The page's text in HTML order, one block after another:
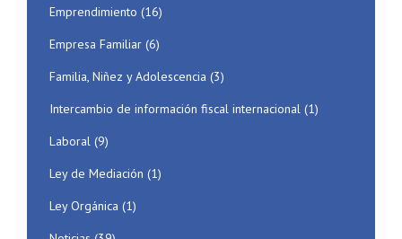
Emprendimiento (16)
Empresa Familiar (6)
Familia, Niñez y Adolescencia (3)
Intercambio de información fiscal internacional (1)
Laboral (9)
Ley de Mediación (1)
Ley Orgánica (1)